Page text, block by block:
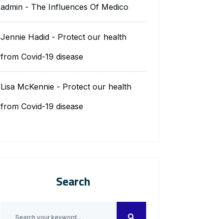
admin - The Influences Of Medico
Jennie Hadid - Protect our health
from Covid-19 disease
Lisa McKennie - Protect our health
from Covid-19 disease
Search